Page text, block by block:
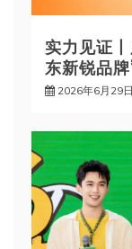
实力见证
东新锐品牌
2026年6月29日